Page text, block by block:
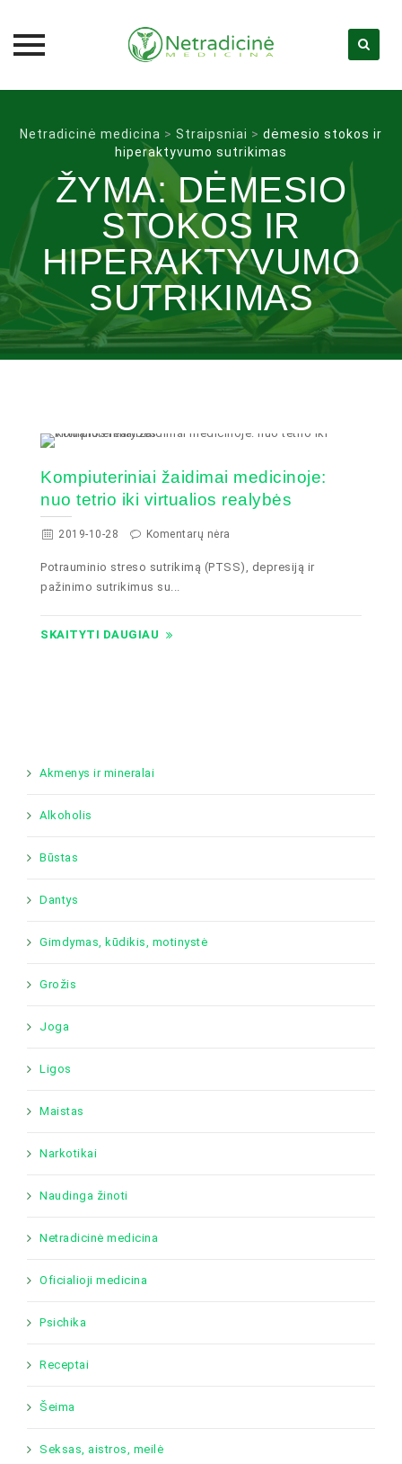
content
Netradicinė medicina > Straipsniai > dėmesio stokos ir
hiperaktyvumo sutrikimas
ŽYMA: DĖMESIO
STOKOS IR
HIPERAKTYVUMO
SUTRIKIMAS
Kompiuteriniai žaidimai medicinoje:
nuo tetrio iki virtualios realybės
2019-10-28 Komentarų nėra
Potrauminio streso sutrikimą (PTSS), depresiją ir
pažinimo sutrikimus su...
SKAITYTI DAUGIAU
Akmenys ir mineralai
Alkoholis
Būstas
Dantys
Gimdymas, kūdikis, motinystė
Grožis
Joga
Ligos
Maistas
Narkotikai
Naudinga žinoti
Netradicinė medicina
Oficialioji medicina
Psichika
Receptai
Šeima
Seksas, aistros, meilė